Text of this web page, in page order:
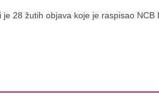
28 žutih objava koje je raspisao NCB